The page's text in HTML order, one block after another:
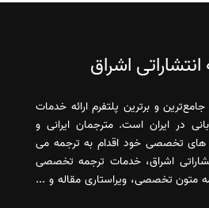
اشراق
و برترین پلتفرم ارائه خدمات
در ایران است. مترجمان ایرانی و
های تخصصی خود اقدام به ترجمه می
اشراق، خدمات ترجمه تخصصی
متون تخصصی، ویراستاری مقاله و ...